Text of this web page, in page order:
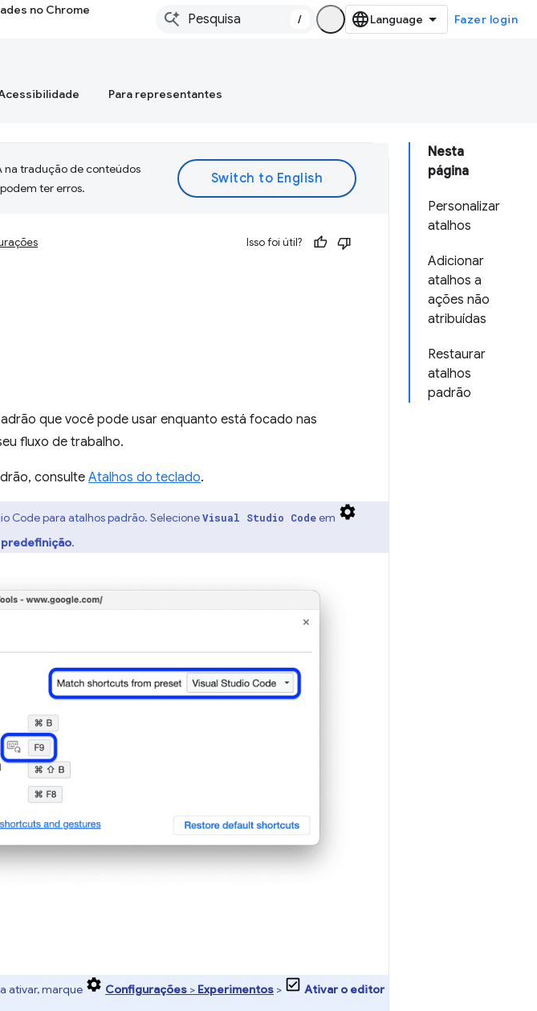
no Chrome
/ Fazer login
Para representantes
Nesta
página
Personalizar
atalhos
Adicionar
atalhos a
ações não
atribuídas
Restaurar
atalhos
padrão
na tradução de conteúdos
ter erros.
Isso foi útil?
que você pode usar enquanto está focado nas
fluxo de trabalho.
consulte Atalhos do teclado.
Code para atalhos padrão. SelecioneVisual Studio Codeem
.
ativar, marque Configurações > Experimentos >
Ativar o editor